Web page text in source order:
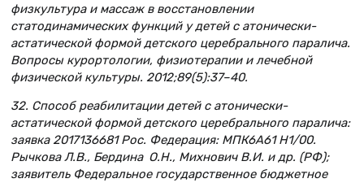
физкультура и массаж в восстановлении
статодинамических функций у детей с атонически-
астатической формой детского церебрального паралича.
Вопросы курортологии, физиотерапии и лечебной
физической культуры. 2012;89(5):37–40.
32. Способ реабилитации детей с атонически-
астатической формой детского церебрального паралича:
заявка 2017136681 Рос. Федерация: МПК6А61 Н1/00.
Рычкова Л.В., Бердина О.Н., Михнович В.И. и др. (РФ);
заявитель Федеральное государственное бюджетное